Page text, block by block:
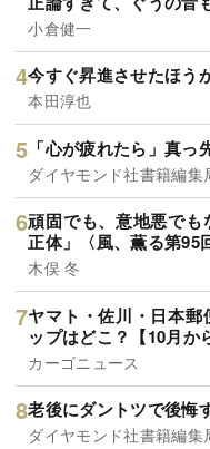
小倉健一
今すぐ昇進させたほう
本田淳也
「心が疲れたら」真
ダイヤモンド社書籍編集
頑固でも、意地悪で
正体」〈風、薫る第95
木俣 冬
ヤマト・佐川・日本
ップはどこ？【10月か
カーゴニュース
老後にダントツで後悔
ダイヤモンド社書籍編集